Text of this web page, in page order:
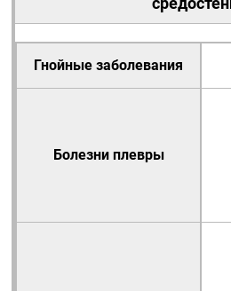
Гнойные заболевания
Болезни плевры